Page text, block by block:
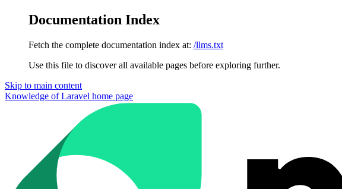
Documentation Index
Fetch the complete documentation index at: /llms.txt
Use this file to discover all available pages before exploring further.
Skip to main content
Knowledge of Laravel home page